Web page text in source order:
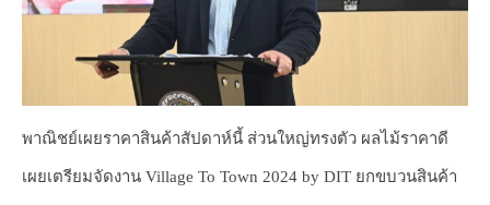
พาณิชย์เผยราคาสินค้าสัปดาห์นี้ ส่วนใหญ่ทรงตัว ผลไม้ราคาดี
เผยเตรียมจัดงาน Village To Town 2024 by DIT ยกขบวนสินค้า